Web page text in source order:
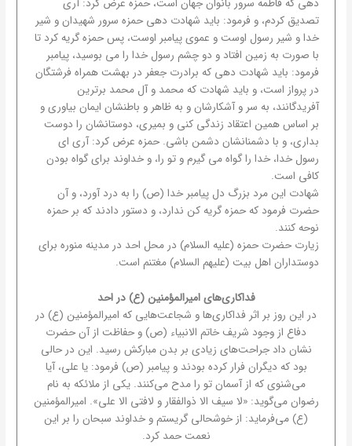
تصدیق کردم، و فرمود: باید شهادت دهی حمزه سرور شهیدان و شیر
خدا و شیر رسول اوست و عموی پیامبر اوست، پس حمزه گریه کرد تا
با صورت به زمین افتاد و دو چشم رسول خدا را می بوسید، پیامبر
فرمود: باید شهادت دهی که برادرت جعفر در بهشت همراه فرشتگان
در پرواز است، و باید شهادت که محمد و آل محمد برترین
آفریدگانند، به سر و آشکارشان و به ظاهر و باطنشان ایمان بیاوری و
بر اساس همین اعتقاد زندگی کنی و بمیری، دوستانشان را دوست
بداری، و با دشمنانشان دشمن باشی. حمزه عرض کرد: آری ای
رسول خدا، خدا را گواه می گیرم و تو را، و خداوند برای گواه بودن
کافی است.
شهادت این مرد بزرگ دل پیامبر خدا (ص) را به درد آورد، و آن
حضرت فرمود که حمزه گریه کن ندارد، و دستور دادند که بر حمزه
نوحه کنند.
زیارت حضرت حمزه (علیه السلام) در محل احد در مدینه منوره برای
دوستداران اهل بیت (علیهم السلام) مغتنم است.
فداکاری‌های امیرالمؤمنین (ع) در احد
در این روز بر اثر فداکاری‌ها و شجاعت‌هایی که امیرالمؤمنین (ع) در
دفاع از وجود شریف خاتم الانبیاء (ص) و حفاظت از آن حضرت
نشان داد جراحت‌های زیادى بر بدن مبارکش رسید. این در حالى
بود که دیگران فرار کرده بودند و پیامبر (ص) فرمود: یا على، آیا
می‌شنوی که از آسمان تو را مدح می‌کنند. یکى از ملائکه به نام
رضوان می‌گوید: «لا سیف الا ذوالفقار و لافتى الا على». امیرالمؤمنین
(ع) می‌فرماید: از خوشحالى گریستم و خداوند سبحان را بر این
نعمت حمد کرد.